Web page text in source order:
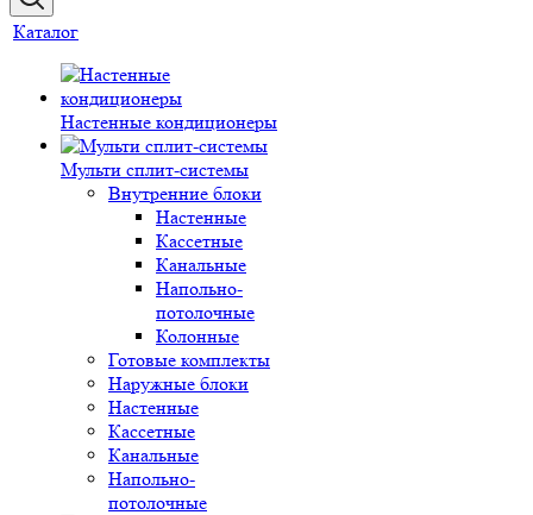
Каталог
Настенные кондиционеры
Мульти сплит-системы
Внутренние блоки
Настенные
Кассетные
Канальные
Напольно-
потолочные
Колонные
Готовые комплекты
Наружные блоки
Настенные
Кассетные
Канальные
Напольно-
потолочные